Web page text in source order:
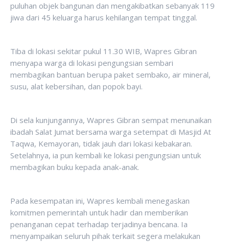
puluhan objek bangunan dan mengakibatkan sebanyak 119
jiwa dari 45 keluarga harus kehilangan tempat tinggal.
Tiba di lokasi sekitar pukul 11.30 WIB, Wapres Gibran
menyapa warga di lokasi pengungsian sembari
membagikan bantuan berupa paket sembako, air mineral,
susu, alat kebersihan, dan popok bayi.
Di sela kunjungannya, Wapres Gibran sempat menunaikan
ibadah Salat Jumat bersama warga setempat di Masjid At
Taqwa, Kemayoran, tidak jauh dari lokasi kebakaran.
Setelahnya, ia pun kembali ke lokasi pengungsian untuk
membagikan buku kepada anak-anak.
Pada kesempatan ini, Wapres kembali menegaskan
komitmen pemerintah untuk hadir dan memberikan
penanganan cepat terhadap terjadinya bencana. Ia
menyampaikan seluruh pihak terkait segera melakukan